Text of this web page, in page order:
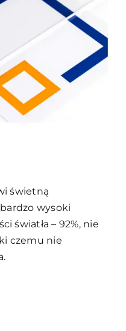
świetną
wysoki
światła – 92%, nie
czemu nie